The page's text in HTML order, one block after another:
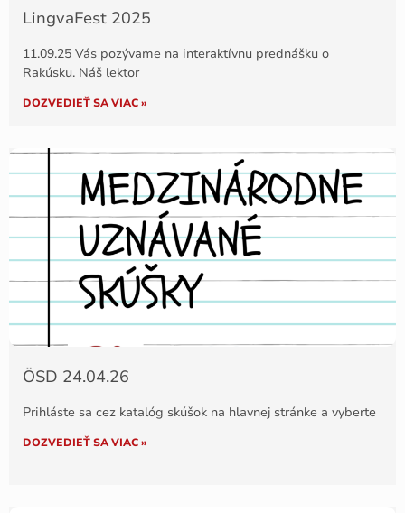
LingvaFest 2025
11.09.25 Vás pozývame na interaktívnu prednášku o
Rakúsku. Náš lektor
DOZVEDIEŤ SA VIAC »
ÖSD 24.04.26
Prihláste sa cez katalóg skúšok na hlavnej stránke a vyberte
DOZVEDIEŤ SA VIAC »